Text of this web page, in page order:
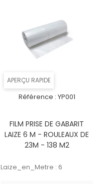
APERÇU RAPIDE
Référence : YP001
FILM PRISE DE GABARIT
LAIZE 6 M - ROULEAUX DE
23M - 138 M2
Laize_en_Metre : 6